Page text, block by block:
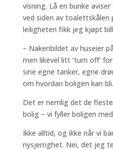
visning. Lå en bunke
ved siden av toalettskålen
leiligheten fikk jeg kjøpt
– Nakenbildet av huseier
men likevel litt ‘turn off’
sine egne tanker, egne
om hvordan boligen kan bli.
Det er nemlig det de
bolig – vi fyller boligen
Ikke alltid, og ikke når vi
nysjerrighet. Nei, det jeg